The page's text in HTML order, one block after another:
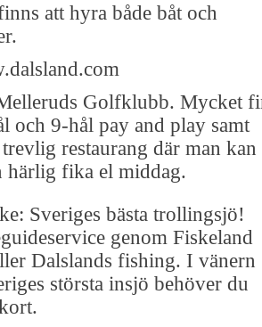
att hyra både båt och
Golfklubb. Mycket
och 9-hål pay and play samt
restaurang där man kan
härlig fika el middag.
Sveriges bästa trollingsjö!
genom Fiskeland
Dalslands fishing. I vänern
största insjö behöver du